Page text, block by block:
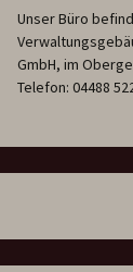
Unser Büro
GmbH, im
Telefon: 04488